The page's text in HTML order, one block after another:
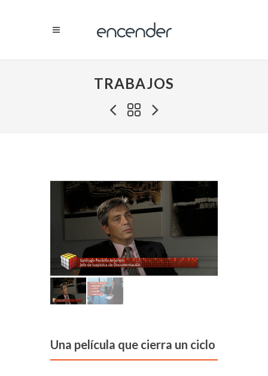
TRABAJOS
Una película que cierra un ciclo